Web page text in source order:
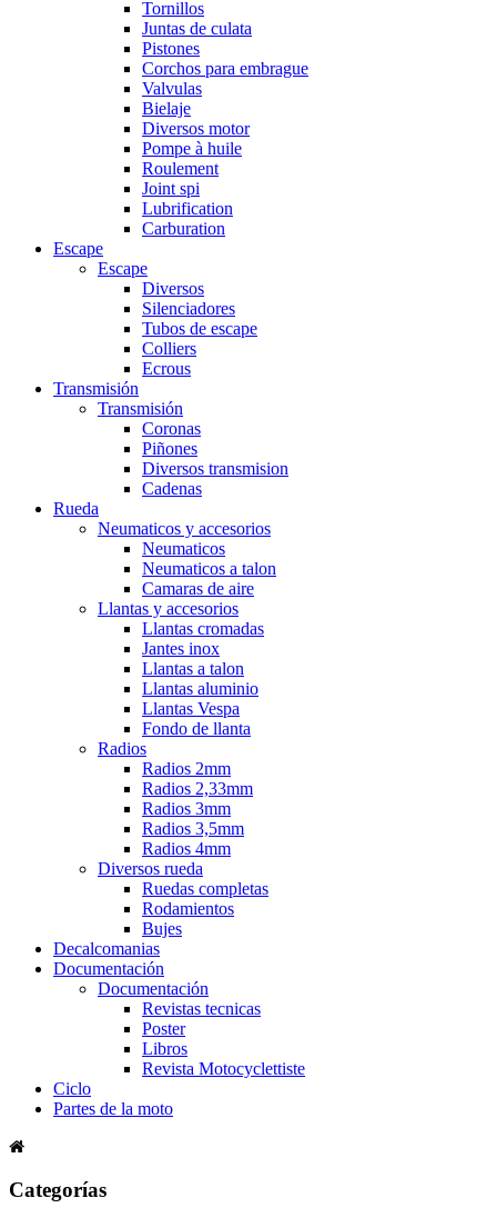
Tornillos
Juntas de culata
Pistones
Corchos para embrague
Valvulas
Bielaje
Diversos motor
Pompe à huile
Roulement
Joint spi
Lubrification
Carburation
Escape
Escape
Diversos
Silenciadores
Tubos de escape
Colliers
Ecrous
Transmisión
Transmisión
Coronas
Piñones
Diversos transmision
Cadenas
Rueda
Neumaticos y accesorios
Neumaticos
Neumaticos a talon
Camaras de aire
Llantas y accesorios
Llantas cromadas
Jantes inox
Llantas a talon
Llantas aluminio
Llantas Vespa
Fondo de llanta
Radios
Radios 2mm
Radios 2,33mm
Radios 3mm
Radios 3,5mm
Radios 4mm
Diversos rueda
Ruedas completas
Rodamientos
Bujes
Decalcomanias
Documentación
Documentación
Revistas tecnicas
Poster
Libros
Revista Motocyclettiste
Ciclo
Partes de la moto
Categorías